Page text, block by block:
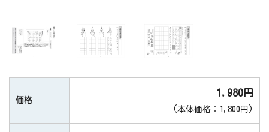
価格
1,980円
(本体価格：1,800円)